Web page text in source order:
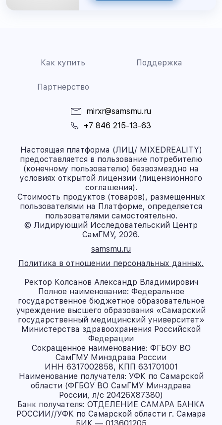
Как купить Поддержка
Партнерство
mirxr@samsmu.ru
+7 846 215-13-63
Настоящая платформа (ЛИЦ/ MIXEDREALITY)
предоставляется в пользование потребителю
(конечному пользователю) безвозмездно на
условиях открытой лицензии (лицензионного
соглашения).
Стоимость продуктов (товаров), размещенных
пользователями на Платформе, определяется
пользователями самостоятельно.
© Лидирующий Исследовательский Центр
СамГМУ, 2026.
samsmu.ru
Политика в отношении персональных данных.
Ректор Колсанов Александр Владимирович
Полное наименование: Федеральное
государственное бюджетное образовательное
учреждение высшего образования «Самарский
государственный медицинский университет»
Министерства здравоохранения Российской
Федерации
Сокращенное наименование: ФГБОУ ВО
СамГМУ Минздрава России
ИНН 6317002858, КПП 631701001
Наименование получателя: УФК по Самарской
области (ФГБОУ ВО СамГМУ Минздрава
России, л/с 20426X87380)
Банк получателя: ОТДЕЛЕНИЕ САМАРА БАНКА
РОССИИ//УФК по Самарской области г. Самара